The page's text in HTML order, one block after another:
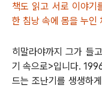
책도 읽고 서로 이야기
한 침낭 속에 몸을 누인
히말라야까지 그가 들
기 속으로>입니다.
드는 조난기를 생생하